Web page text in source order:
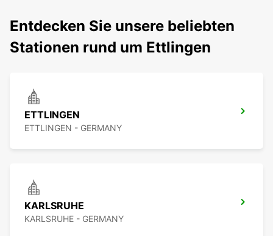
Entdecken Sie unsere beliebten
Stationen rund um Ettlingen
ETTLINGEN
ETTLINGEN - GERMANY
KARLSRUHE
KARLSRUHE - GERMANY